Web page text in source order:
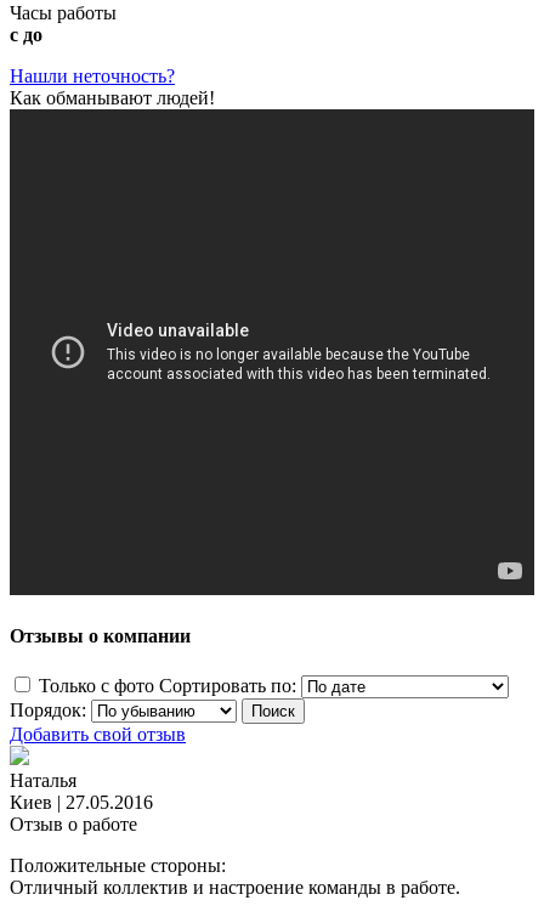
Часы работы
с до
Нашли неточность?
Как обманывают людей!
Отзывы о компании
Только с фото Сортировать по:
Порядок:
Добавить свой отзыв
Наталья
Киев | 27.05.2016
Отзыв о работе
Положительные стороны:
Отличный коллектив и настроение команды в работе.